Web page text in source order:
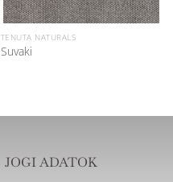
TENUTA NATURALS
Suvaki
JOGI ADATOK